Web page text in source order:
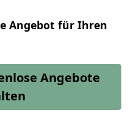
Angebot für Ihren
Angebote